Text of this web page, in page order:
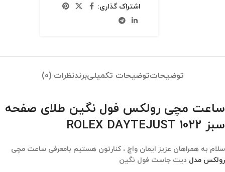
اشتراک گذاری:
توضیحاتتوضیحات تکمیلیبرندنظرات (0)
ساعت مچی رولکس فول نگین طلای صفحه
سبز ROLEX DAYTEJUST 1022
سلام به همراهان عزیز ایمان واچ ، کنارتون هستیم بامعرفی ساعت مچی
رولکس مدل دیت جاست فول نگین